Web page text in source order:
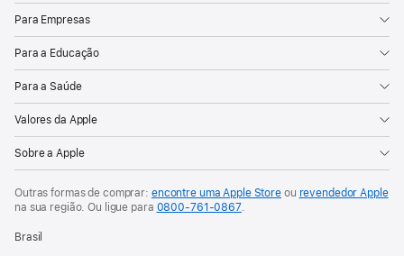
Para Empresas
Para a Educação
Para a Saúde
Valores da Apple
Sobre a Apple
Outras formas de comprar: encontre uma Apple Store ou revendedor Apple
na sua região. Ou ligue para 0800-761-0867.
Brasil